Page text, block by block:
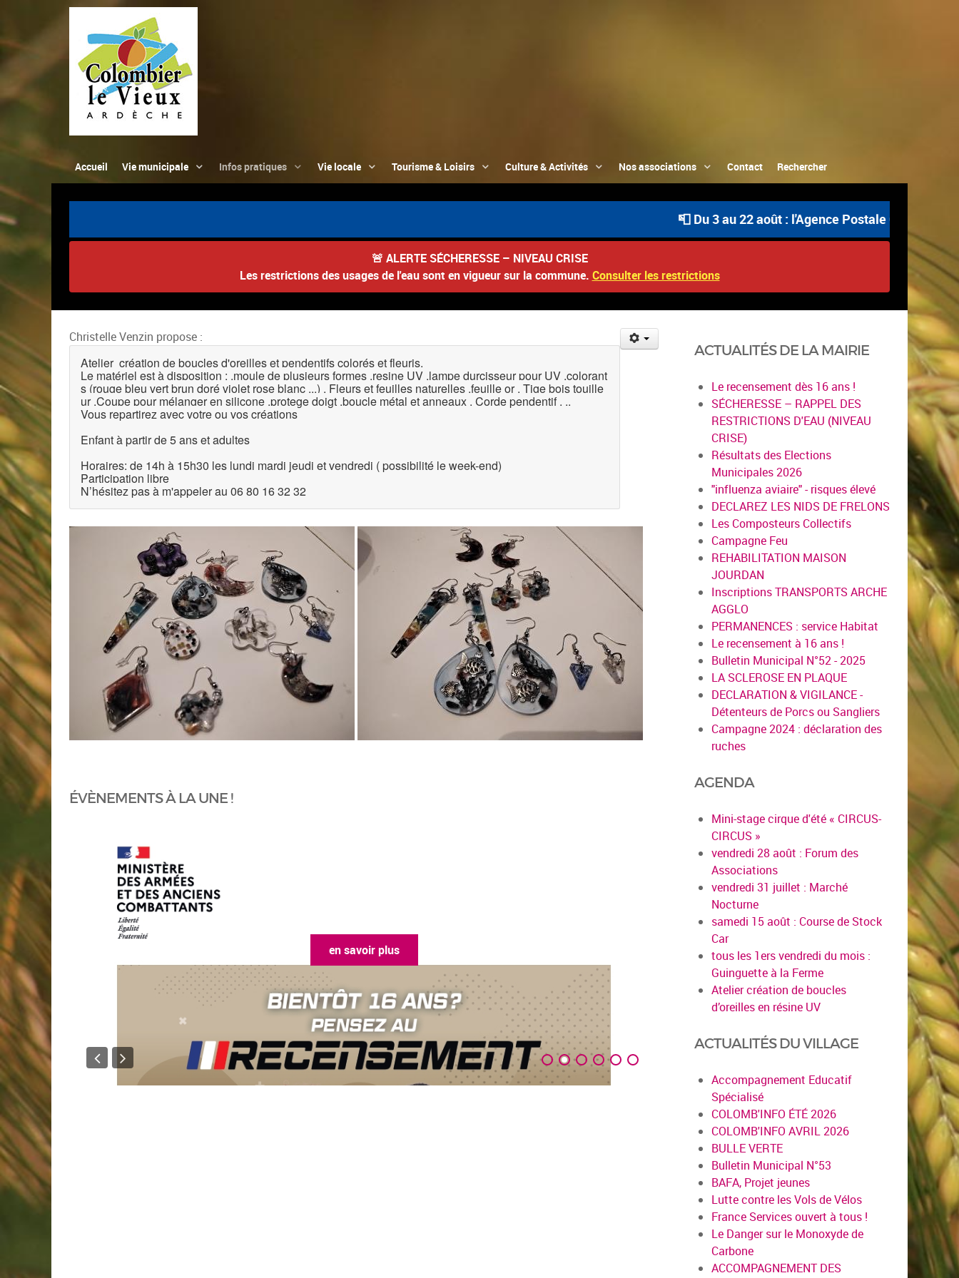
Accueil Vie municipale Infos pratiques Vie locale Tourisme & Loisirs Culture & Activités Nos associations Contact Rechercher
📮 Du 3 au 22 août : l'Agence Postale Communale
🚨 ALERTE SÉCHERESSE – NIVEAU CRISE
Les restrictions des usages de l'eau sont en vigueur sur la commune. Consulter les restrictions
Christelle Venzin propose :
Atelier création de boucles d'oreilles et pendentifs colorés et fleuris.
Le matériel est à disposition : .moule de plusieurs formes .resine UV .lampe durcisseur pour UV .colorant
s (rouge bleu vert brun doré violet rose blanc ...) . Fleurs et feuilles naturelles .feuille or . Tige bois touille
ur .Coupe pour mélanger en silicone .protege doigt .boucle métal et anneaux . Corde pendentif . ..
Vous repartirez avec votre ou vos créations
Enfant à partir de 5 ans et adultes
Horaires: de 14h à 15h30 les lundi mardi jeudi et vendredi ( possibilité le week-end)
Participation libre
N’hésitez pas à m'appeler au 06 80 16 32 32
ÉVÈNEMENTS À LA UNE !
en savoir plus
ACTUALITÉS DE LA MAIRIE
Le recensement dès 16 ans !
SÉCHERESSE – RAPPEL DES
RESTRICTIONS D'EAU (NIVEAU
CRISE)
Résultats des Elections
Municipales 2026
"influenza aviaire" - risques élevé
DECLAREZ LES NIDS DE FRELONS
Les Composteurs Collectifs
Campagne Feu
REHABILITATION MAISON
JOURDAN
Inscriptions TRANSPORTS ARCHE
AGGLO
PERMANENCES : service Habitat
Le recensement à 16 ans !
Bulletin Municipal N°52 - 2025
LA SCLEROSE EN PLAQUE
DECLARATION & VIGILANCE -
Détenteurs de Porcs ou Sangliers
Campagne 2024 : déclaration des
ruches
AGENDA
Mini-stage cirque d'été « CIRCUS-
CIRCUS »
vendredi 28 août : Forum des
Associations
vendredi 31 juillet : Marché
Nocturne
samedi 15 août : Course de Stock
Car
tous les 1ers vendredi du mois :
Guinguette à la Ferme
Atelier création de boucles
d’oreilles en résine UV
ACTUALITÉS DU VILLAGE
Accompagnement Educatif
Spécialisé
COLOMB'INFO ÉTÉ 2026
COLOMB'INFO AVRIL 2026
BULLE VERTE
Bulletin Municipal N°53
BAFA, Projet jeunes
Lutte contre les Vols de Vélos
France Services ouvert à tous !
Le Danger sur le Monoxyde de
Carbone
ACCOMPAGNEMENT DES